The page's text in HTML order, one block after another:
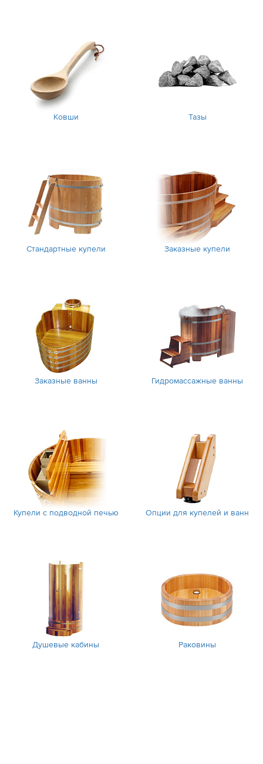
Ковши Тазы
Стандартные купели Заказные купели
Заказные ванны Гидромассажные ванны
Купели с подводной печью Опции для купелей и ванн
Душевые кабины Раковины